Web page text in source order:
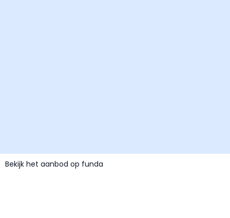
Bekijk het aanbod op funda